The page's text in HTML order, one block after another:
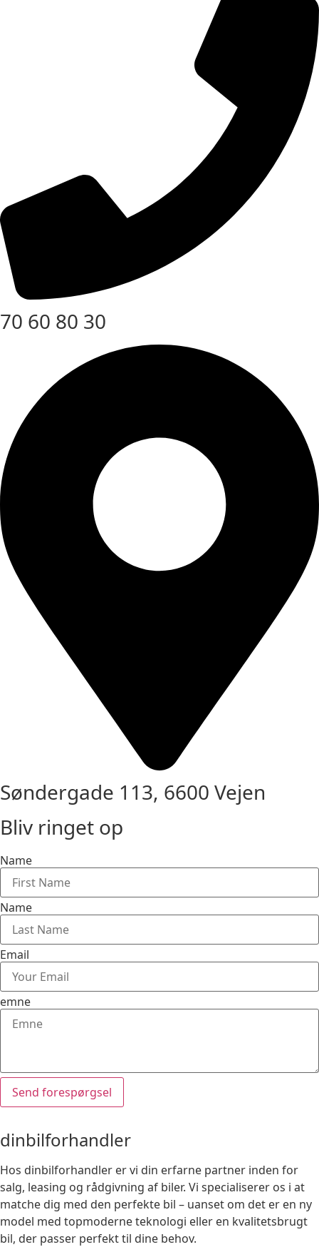
70 60 80 30
Søndergade 113, 6600 Vejen
Bliv ringet op
Name
Name
Email
emne
Send forespørgsel
dinbilforhandler
Hos dinbilforhandler er vi din erfarne partner inden for
salg, leasing og rådgivning af biler. Vi specialiserer os i at
matche dig med den perfekte bil – uanset om det er en ny
model med topmoderne teknologi eller en kvalitetsbrugt
bil, der passer perfekt til dine behov.